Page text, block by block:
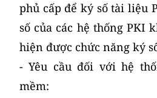
phủ cấp để ký số tài liệu
số của các hệ thống PKI
hiện được chức năng ký
- Yêu cầu đối với hệ
mềm: